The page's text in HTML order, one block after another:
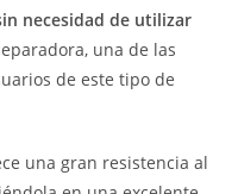
necesidad de utilizar
una de las
de este tipo de
una gran resistencia al